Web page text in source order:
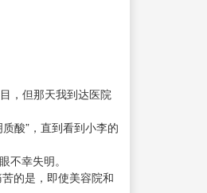
，但那天我到达医院
酸”，直到看到小李的
幸失明。
的是，即使美容院和